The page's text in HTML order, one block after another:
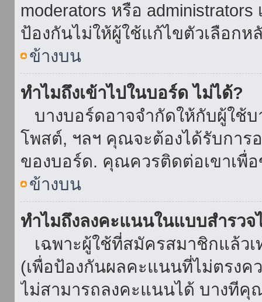
moderators หรือ
ป้องกันไม่ให้ผู้ใช้แก้ไขตัวเลือกห
ข้างบน
ทำไมถึงเข้าไปในบอร์ด ไม่ได้?
บางบอร์ดอาจจำกัดให้กับผู้ใช้บ
โพสต์, ฯลฯ คุณจะต้องได้รับการ
ของบอร์ด. คุณควรติดต่อเขาเพื่
ข้างบน
ทำไมถึงลงคะแนนในแบบสำรวจ
เฉพาะผู้ใช้ที่สมัครสมาชิกแล้ว
(เพื่อป้องกันผลคะแนนที่ไม่ตรง
ไม่สามารถลงคะแนนได้ บางที